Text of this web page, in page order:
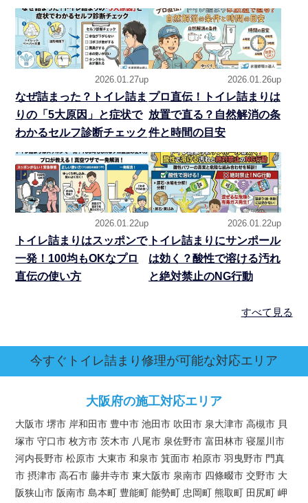
2026.01.27up
なぜ詰まった？トイレ詰ま
りの「5大原因」と症状で
わかるセルフ診断チェック
2026.01.26up
プロ直伝！トイレ詰まりは
放置で直る？自然解消の条
件と時間の目安
2026.01.22up
トイレ詰まりはスッポンで
一発！100均もOKなプロ
直伝の使い方
2026.01.22up
トイレ詰まりにサンポール
は効く？酸性で溶ける汚れ
と絶対禁止のNG行動
すべて見る
今すぐトイレ詰まり修理が可能な対応エリア
大阪府の施工対応エリア
大阪市 堺市 岸和田市 豊中市 池田市 吹田市 泉大津市 高槻市 貝
塚市 守口市 枚方市 茨木市 八尾市 泉佐野市 富田林市 寝屋川市
河内長野市 松原市 大東市 和泉市 箕面市 柏原市 羽曳野市 門真
市 摂津市 高石市 藤井寺市 東大阪市 泉南市 四條畷市 交野市 大
阪狭山市 阪南市 島本町 豊能町 能勢町 忠岡町 熊取町 田尻町 岬